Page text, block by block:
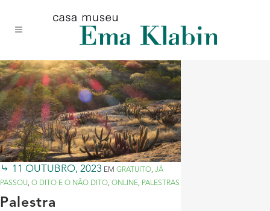
conteúdo
navegação
site
11 OUTUBRO, 2023 EM GRATUITO, JÁ
PASSOU, O DITO E O NÃO DITO, ONLINE, PALESTRAS
Palestra